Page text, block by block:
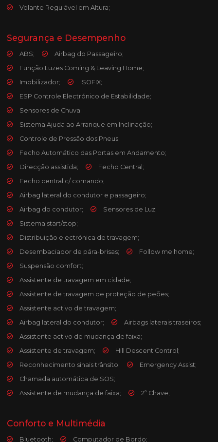
Volante Regulável em Altura;
Segurança e Desempenho
ABS;
Airbag do Passageiro;
Função Luzes Coming & Leaving Home;
Imobilizador;
ISOFIX;
ESP Controle Electrónico de Estabilidade;
Sensores de Chuva;
Sistema Ajuda ao Arranque em Inclinação;
Controle de Pressão dos Pneus;
Fecho Automático das Portas em Andamento;
Direcção assistida;
Fecho Central;
Fecho central c/ comando;
Airbag lateral do condutor e passageiro;
Airbag do condutor;
Sensores de Luz;
Sistema start/stop;
Distribuição electrónica de travagem;
Desembaciador de pára-brisas;
Follow me home;
Suspensão comfort;
Assistente de travagem em cidade;
Assistente de travagem de proteção de peões;
Assistente activo de travagem;
Airbag lateral do condutor;
Airbags laterais traseiros;
Assistente activo de mudança de faixa;
Assistente de travagem;
Hill Descent Control;
Reconhecimento sinais trânsito;
Emergency Assist;
Chamada automática de SOS;
Assistente de mudança de faixa;
2ª Chave;
Conforto e Multimédia
Bluetooth; Computador de Bordo;